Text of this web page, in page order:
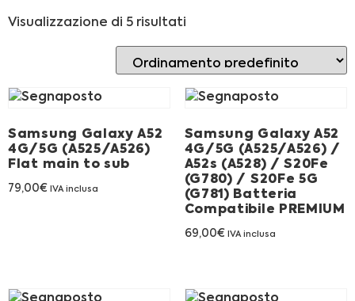
Rivenditori B2B
RIVENDITORI B2B
Franchising
FRANCHISING
PADOVA
Visualizzazione di 5 risultati
Samsung Galaxy A52
4G/5G (A525/A526)
Flat main to sub
79,00€ IVA inclusa
Samsung Galaxy A52
4G/5G (A525/A526) /
A52s (A528) / S20Fe
(G780) / S20Fe 5G
(G781) Batteria
Compatibile PREMIUM
69,00€ IVA inclusa